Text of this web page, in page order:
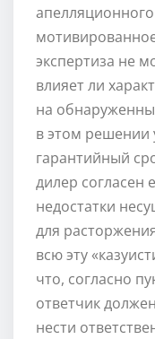
экспертиза не
влияет ли
на
в этом решении
гарантийный
дилер согласен
недостатки
для
всю эту
что, согласно
ответчик
нести